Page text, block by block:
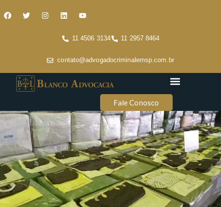
11 4506 3134 11 2957 8464
contato@advogadocriminalemsp.com.br
Fale Conosco